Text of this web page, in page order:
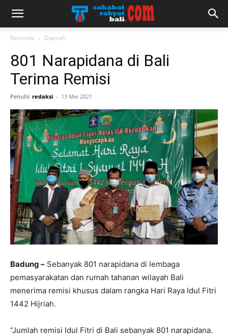
Beranda Daerah
801 Narapidana di Bali
Terima Remisi
Penulis redaksi - 13 Mei 2021
Badung – Sebanyak 801 narapidana di lembaga
pemasyarakatan dan rumah tahanan wilayah Bali
menerima remisi khusus dalam rangka Hari Raya Idul Fitri
1442 Hijriah.
“Jumlah remisi Idul Fitri di Bali sebanyak 801 narapidana.